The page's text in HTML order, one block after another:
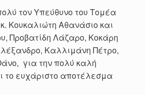
τον Υπεύθυνο του Τομέα
Κουκαλιώτη Αθανάσιο και
Προβατίδη Λάζαρο, Κοκάρη
Καλλιμάνη Πέτρο,
για την πολύ καλή
το ευχάριστο αποτέλεσμα